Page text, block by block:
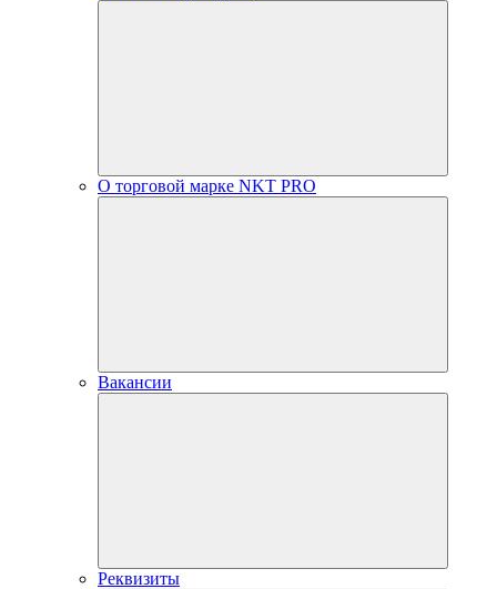
О торговой марке NKT PRO
Вакансии
Реквизиты